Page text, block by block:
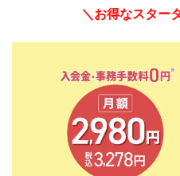
＼お得なスター